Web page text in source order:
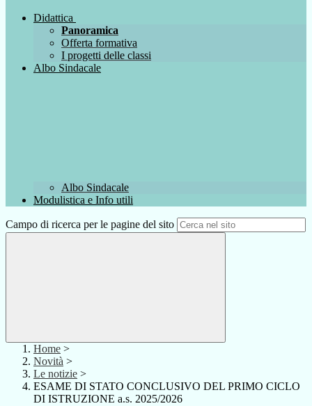
Didattica
Panoramica
Offerta formativa
I progetti delle classi
Albo Sindacale
Albo Sindacale
Modulistica e Info utili
Campo di ricerca per le pagine del sito
Home >
Novità >
Le notizie >
ESAME DI STATO CONCLUSIVO DEL PRIMO CICLO
DI ISTRUZIONE a.s. 2025/2026